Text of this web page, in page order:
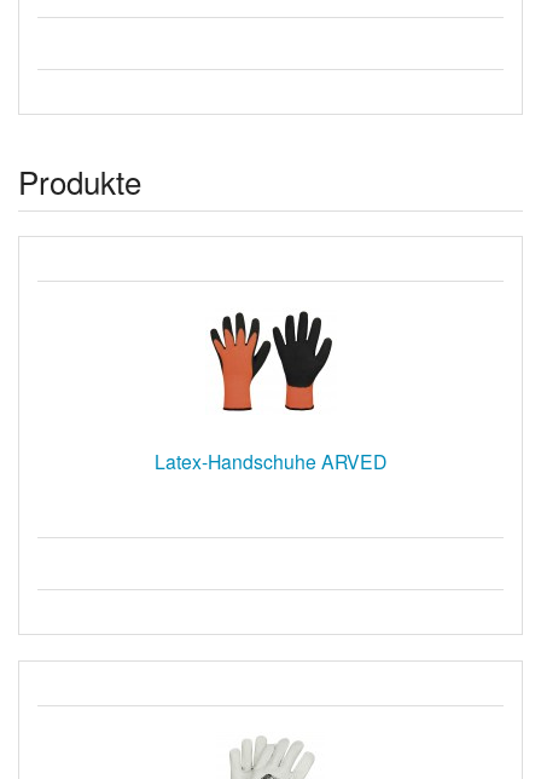
Produkte
Latex-Handschuhe ARVED